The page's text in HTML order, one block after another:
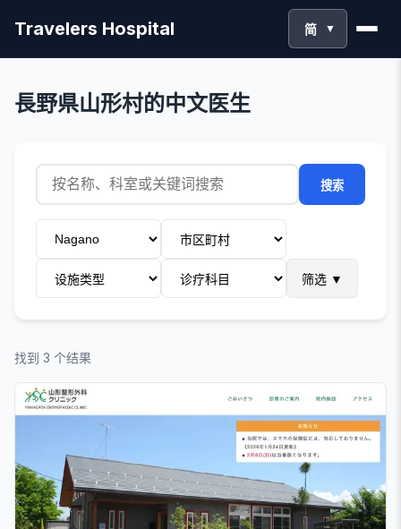
Travelers Hospital 简 ▼
長野県山形村的中文医生
搜索
筛选 ▼
找到 3 个结果